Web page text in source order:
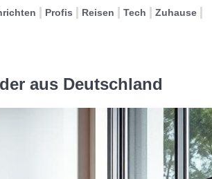
Profis Reisen Tech Zuhause
aus Deutschland